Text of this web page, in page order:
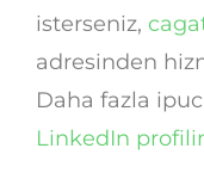
isterseniz,
adresinden
Daha fazla
LinkedIn